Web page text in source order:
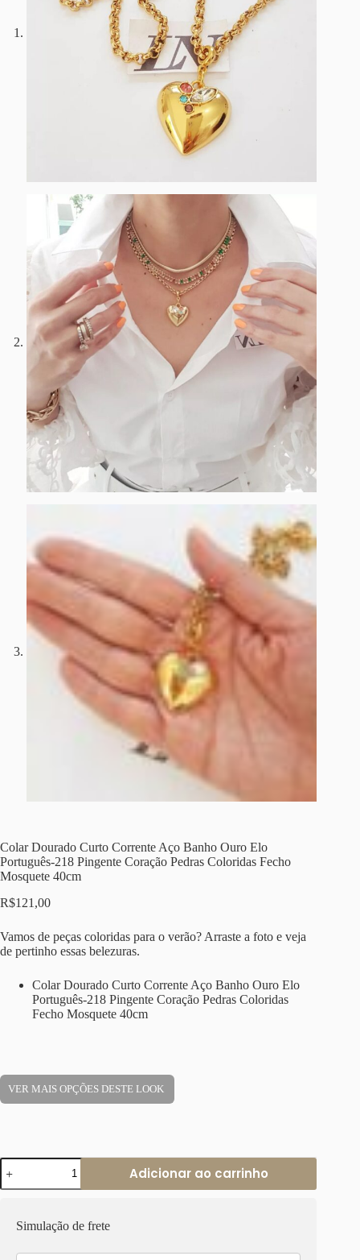
Colar Dourado Curto Corrente Aço Banho Ouro Elo
Português-218 Pingente Coração Pedras Coloridas Fecho
Mosquete 40cm
R$121,00
Vamos de peças coloridas para o verão? Arraste a foto e veja
de pertinho essas belezuras.
Colar Dourado Curto Corrente Aço Banho Ouro Elo
Português-218 Pingente Coração Pedras Coloridas
Fecho Mosquete 40cm
VER MAIS OPÇÕES DESTE LOOK
Colar
Dourado
Curto
Banho
Adicionar ao carrinho
Simulação de frete